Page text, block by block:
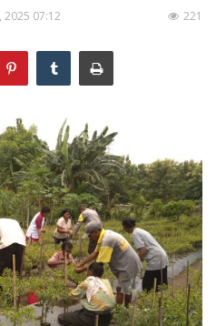
2025 07:12 221